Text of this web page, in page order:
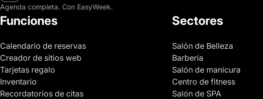
Agenda completa. Con EasyWeek.
Funciones
Calendario de reservas
Creador de sitios web
Tarjetas regalo
Inventario
Recordatorios de citas
Sectores
Salón de Belleza
Barbería
Salón de manicura
Centro de fitness
Salón de SPA